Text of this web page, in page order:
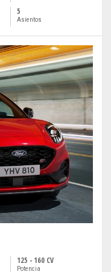
5
Asientos
125 - 160 CV
Potencia